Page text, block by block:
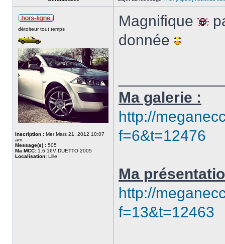
détoiteur tout temps
Inscription : Mer Mars 21, 2012 10:07
am
Message(s) : 505
Ma MCC: 1.6 16V DUETTO 2005
Localisation: Lille
Magnifique
donnée
Ma galerie :
http://
f=6&t=12476
Ma
http://
f=13&t=12463